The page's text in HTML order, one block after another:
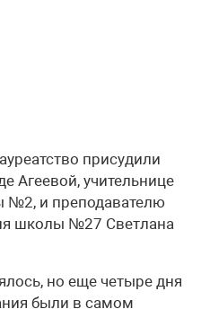
присудили
Агеевой, учительнице
№2, и преподавателю
школы №27 Светлана
но еще четыре дня
были в самом